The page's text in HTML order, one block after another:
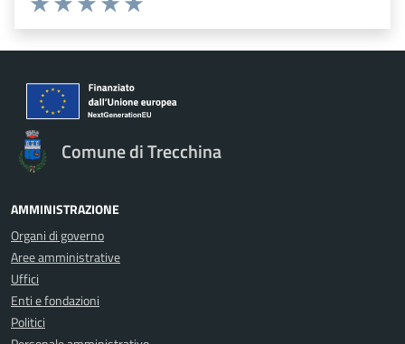
Valuta 5 stelle su 5
Valuta 4 stelle su 5
Valuta 3 stelle su 5
Valuta 2 stelle su 5
Valuta 1 stelle su 5
Comune di Trecchina
AMMINISTRAZIONE
Organi di governo
Aree amministrative
Uffici
Enti e fondazioni
Politici